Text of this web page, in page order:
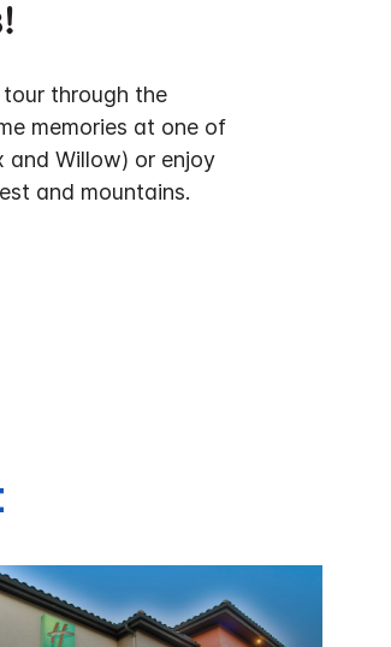
through the
memories at one of
and Willow) or enjoy
and mountains.